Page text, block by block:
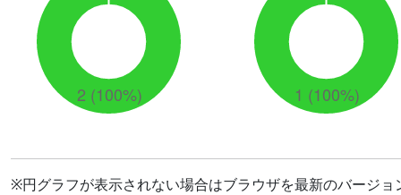
※円グラフが表示されない場合はブラウザを最新のバージ